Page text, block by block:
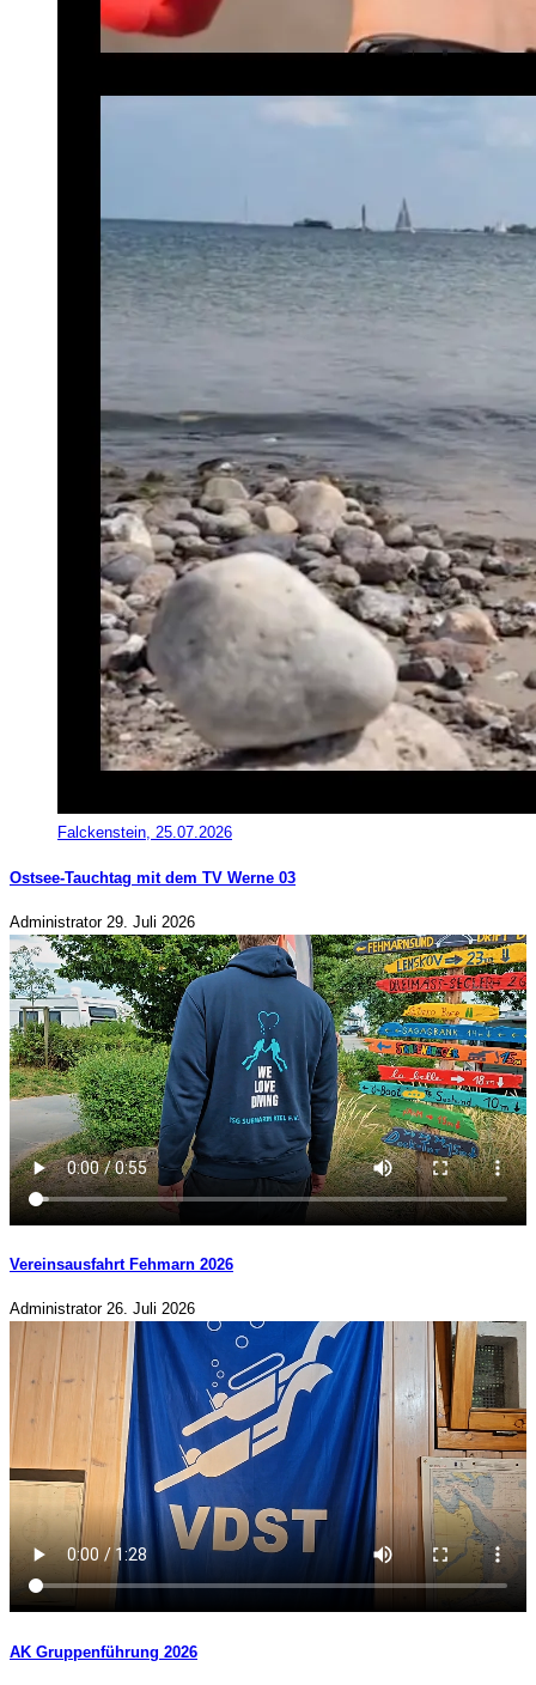
Falckenstein, 25.07.2026
Ostsee-Tauchtag mit dem TV Werne 03
Administrator 29. Juli 2026
Vereinsausfahrt Fehmarn 2026
Administrator 26. Juli 2026
AK Gruppenführung 2026